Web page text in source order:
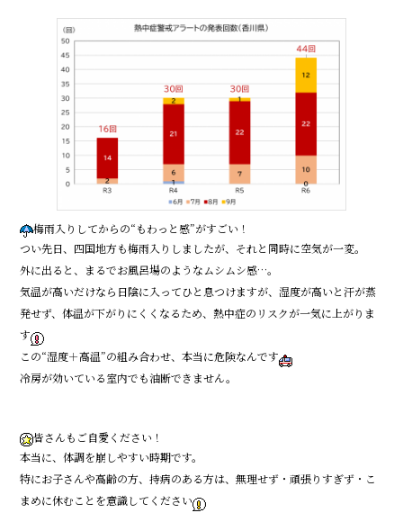
梅雨入りしてからの“もわっと感”がすごい！
つい先日、四国地方も梅雨入りしましたが、それと同時に空気が一変。
外に出ると、まるでお風呂場のようなムシムシ感…。
気温が高いだけなら日陰に入ってひと息つけますが、湿度が高いと汗が蒸
発せず、体温が下がりにくくなるため、熱中症のリスクが一気に上がりま
す
この“湿度＋高温”の組み合わせ、本当に危険なんです
冷房が効いている室内でも油断できません。
皆さんもご自愛ください！
本当に、体調を崩しやすい時期です。
特にお子さんや高齢の方、持病のある方は、無理せず・頑張りすぎず・こ
まめに休むことを意識してください